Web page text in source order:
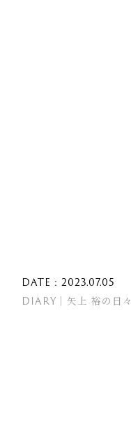
DATE : 2023.07.05
DIARY｜矢上 裕の日々